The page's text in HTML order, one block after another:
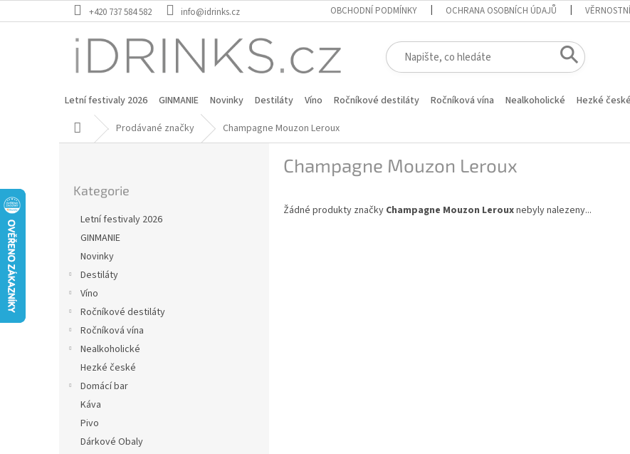
na
+420 737 584 582 info@idrinks.cz OBCHODNÍ PODMÍNKY OCHRANA OSOBNÍCH ÚDAJŮ
Letní festivaly 2026 GINMANIE Novinky Destiláty Víno Ročníkové destiláty Ročníková vína Nealkoholické Hezké české
Domů Prodávané značky Champagne Mouzon Leroux
kategorie
Kategorie
Letní festivaly 2026
GINMANIE
Novinky
Destiláty
Víno
Ročníkové destiláty
Ročníková vína
Nealkoholické
Hezké české
Domácí bar
Káva
Pivo
Dárkové Obaly
Champagne Mouzon Leroux
Žádné produkty značky Champagne Mouzon Lerouxnebyly nalezeny...